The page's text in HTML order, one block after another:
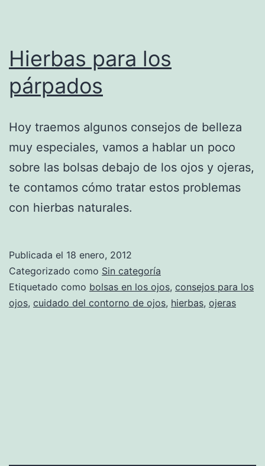
Hierbas para los
párpados
Hoy traemos algunos consejos de belleza
muy especiales, vamos a hablar un poco
sobre las bolsas debajo de los ojos y ojeras,
te contamos cómo tratar estos problemas
con hierbas naturales.
Publicada el 18 enero, 2012
Categorizado como Sin categoría
Etiquetado como bolsas en los ojos, consejos para los
ojos, cuidado del contorno de ojos, hierbas, ojeras